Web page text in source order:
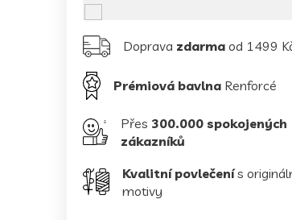
Doprava zdarma od 1499
Prémiová bavlna Renforcé
Přes 300.000 spokojených
zákazníků
Kvalitní povlečenís
motivy